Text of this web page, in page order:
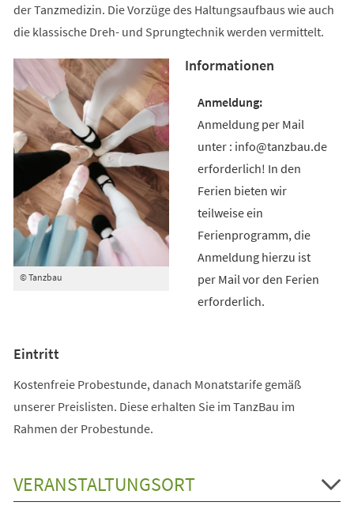
der Tanzmedizin. Die Vorzüge des Haltungsaufbaus wie auch
die klassische Dreh- und Sprungtechnik werden vermittelt.
© Tanzbau
Informationen
Anmeldung per Mail
unter : info@tanzbau.de
erforderlich! In den
Ferien bieten wir
teilweise ein
Ferienprogramm, die
Anmeldung hierzu ist
per Mail vor den Ferien
erforderlich.
Eintritt
Kostenfreie Probestunde, danach Monatstarife gemäß
unserer Preislisten. Diese erhalten Sie im TanzBau im
Rahmen der Probestunde.
VERANSTALTUNGSORT